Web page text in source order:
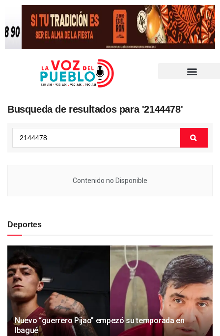
Busqueda de resultados para '2144478'
Contenido no Disponible
Deportes
Nuevo “guerrero Pijao” empezó su temporada en
Ibagué